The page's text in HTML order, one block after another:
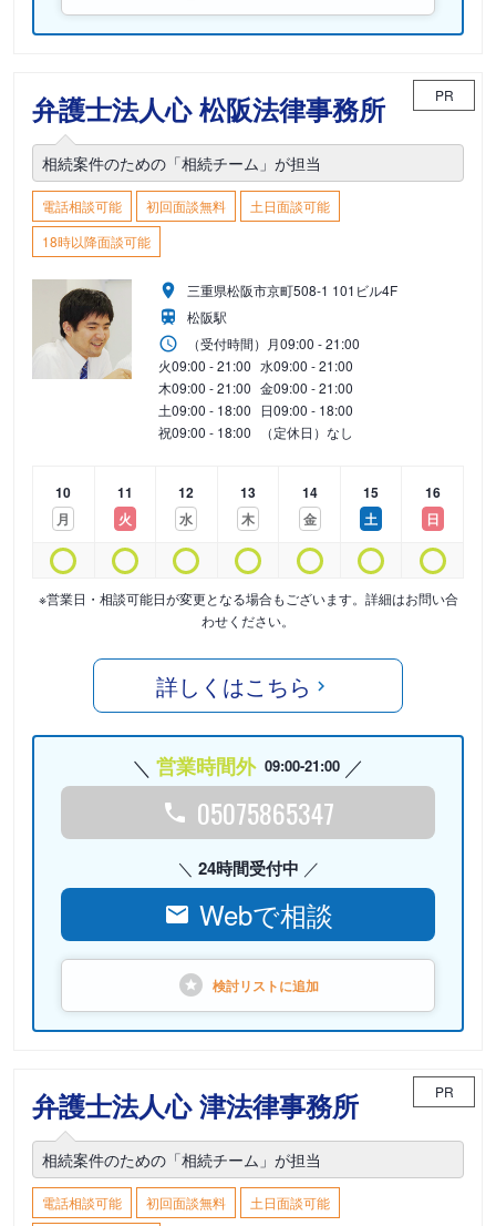
弁護士法人心 松阪法律事務所 PR
相続案件のための「相続チーム」が担当
電話相談可能 初回面談無料
土日面談可能
18時以降面談可能
三重県松阪市京町508-1 101ビル4F
松阪駅
（受付時間） 月09:00 - 21:00
火09:00 - 21:00 水09:00 - 21:00
木09:00 - 21:00 金09:00 - 21:00
土09:00 - 18:00 日09:00 - 18:00
祝09:00 - 18:00 （定休日）なし
10
月
11
火
12
水
13
木
14
金
15
土
16
日
※営業日・相談可能日が変更となる場合もございます。詳細はお問い合
わせください。
詳しくはこちら
営業時間外 09:00-21:00
05075865347
24時間受付中
Webで相談
検討リストに追加
弁護士法人心 津法律事務所 PR
相続案件のための「相続チーム」が担当
電話相談可能 初回面談無料 土日面談可能